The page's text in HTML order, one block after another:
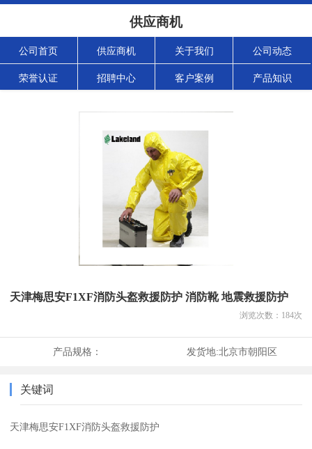
供应商机
公司首页 供应商机 关于我们 公司动态
荣誉认证 招聘中心 客户案例 产品知识
天津梅思安F1XF消防头盔救援防护 消防靴 地震救援防护
浏览次数： 184次
产品规格： 发货地:北京市朝阳区
关键词
天津梅思安F1XF消防头盔救援防护